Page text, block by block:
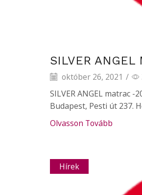
SILVER ANGEL
október 26, 2021 /
SILVER ANGEL matrac -
Budapest, Pesti út 237.
Olvasson Tovább
Hírek